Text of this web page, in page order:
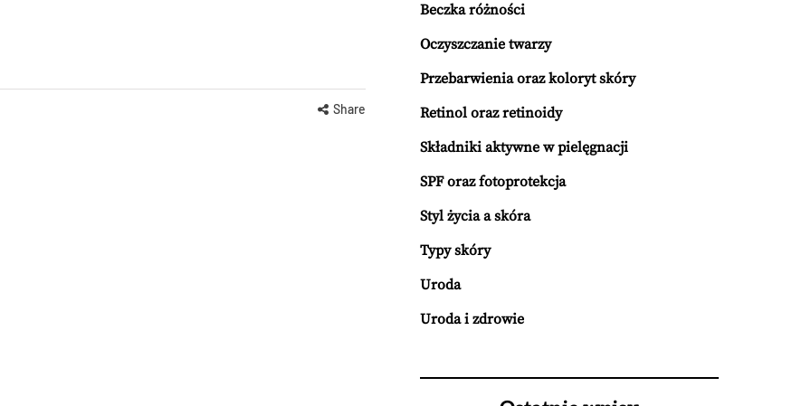
Share
Beczka różności
Oczyszczanie twarzy
Przebarwienia oraz koloryt skóry
Retinol oraz retinoidy
Składniki aktywne w pielęgnacji
SPF oraz fotoprotekcja
Styl życia a skóra
Typy skóry
Uroda
Uroda i zdrowie